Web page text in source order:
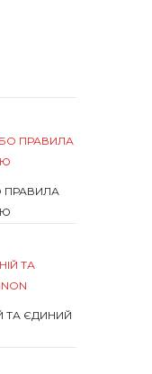
ПРАВИЛА
ТА ЄДИНИЙ